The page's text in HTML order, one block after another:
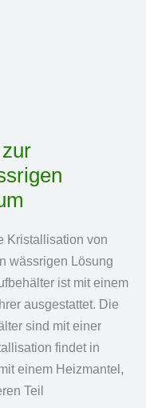
Kristallisation von
wässrigen Lösung
ist mit einem
ausgestattet. Die
sind mit einer
findet in
einem Heizmantel,
Teil